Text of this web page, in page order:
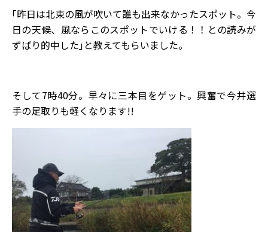
｢昨日は北東の風が吹いて誰も出来なかったスポット。今
日の天候、風ならこのスポットでいける！！との読みが
ずばり的中した｣と教えてもらいました。
そして7時40分。早々に三本目をゲット。興奮で今井選
手の足取りも軽くなります!!